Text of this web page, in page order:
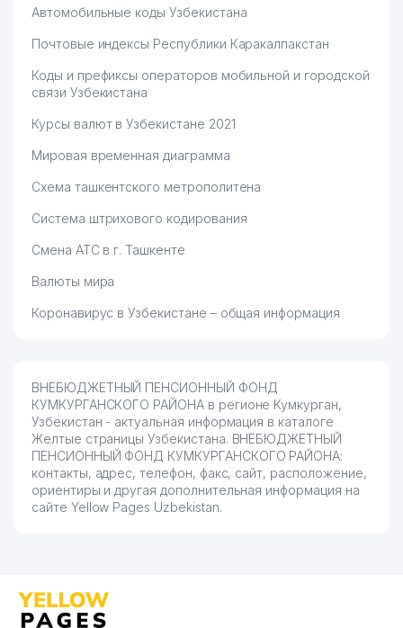
Автомобильные коды Узбекистана
Почтовые индексы Республики Каракалпакстан
Коды и префиксы операторов мобильной и городской
связи Узбекистана
Курсы валют в Узбекистане 2021
Мировая временная диаграмма
Схема ташкентского метрополитена
Система штрихового кодирования
Смена АТС в г. Ташкенте
Валюты мира
Коронавирус в Узбекистане – общая информация
ВНЕБЮДЖЕТНЫЙ ПЕНСИОННЫЙ ФОНД
КУМКУРГАНСКОГО РАЙОНА в регионе Кумкурган,
Узбекистан - актуальная информация в каталоге
Желтые страницы Узбекистана. ВНЕБЮДЖЕТНЫЙ
ПЕНСИОННЫЙ ФОНД КУМКУРГАНСКОГО РАЙОНА:
контакты, адрес, телефон, факс, сайт, расположение,
ориентиры и другая дополнительная информация на
сайте Yellow Pages Uzbekistan.